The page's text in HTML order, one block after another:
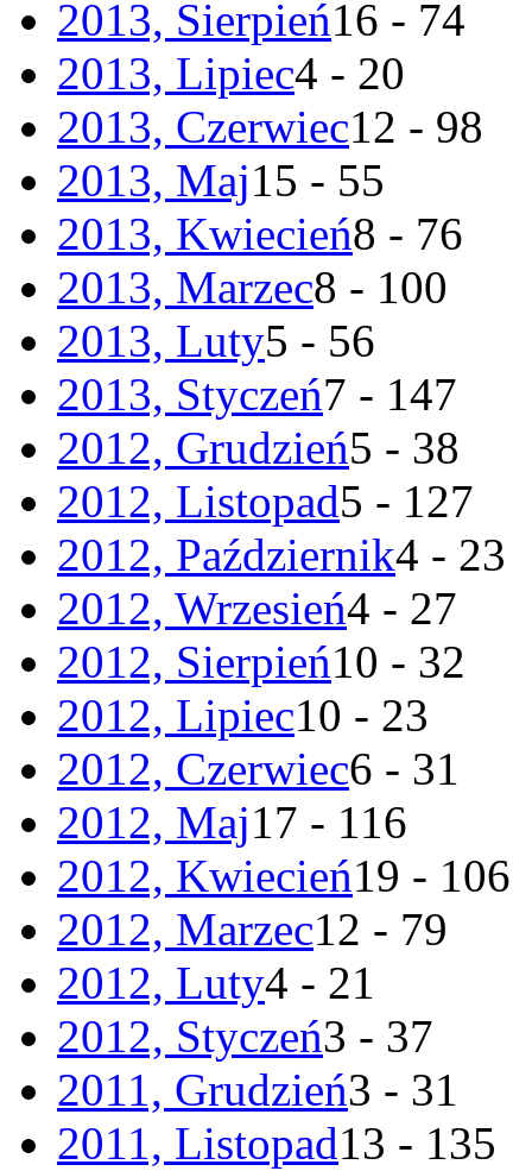
2013, Sierpień16 - 74
2013, Lipiec4 - 20
2013, Czerwiec12 - 98
2013, Maj15 - 55
2013, Kwiecień8 - 76
2013, Marzec8 - 100
2013, Luty5 - 56
2013, Styczeń7 - 147
2012, Grudzień5 - 38
2012, Listopad5 - 127
2012, Październik4 - 23
2012, Wrzesień4 - 27
2012, Sierpień10 - 32
2012, Lipiec10 - 23
2012, Czerwiec6 - 31
2012, Maj17 - 116
2012, Kwiecień19 - 106
2012, Marzec12 - 79
2012, Luty4 - 21
2012, Styczeń3 - 37
2011, Grudzień3 - 31
2011, Listopad13 - 135